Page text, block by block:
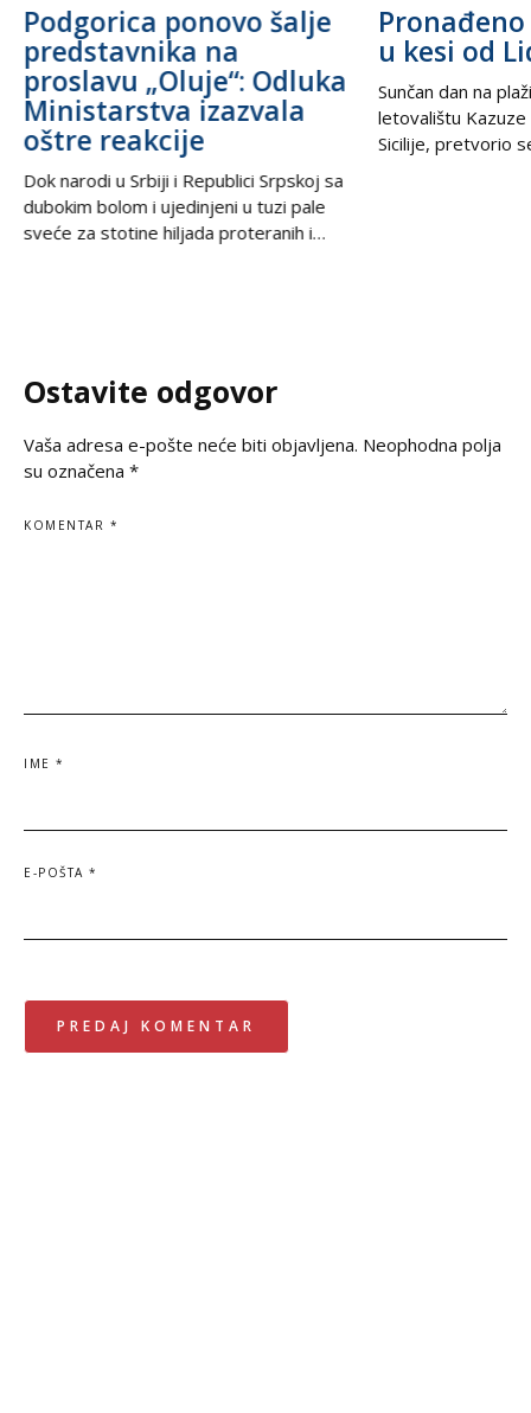
Podgorica ponovo šalje
predstavnika na
proslavu „Oluje“: Odluka
Ministarstva izazvala
oštre reakcije
Dok narodi u Srbiji i Republici Srpskoj sa
dubokim bolom i ujedinjeni u tuzi pale
sveće za stotine hiljada proteranih i
dostojanstveno odaje počast
Pronađeno
u kesi od
Sunčan dan na
letovalištu Kazuze
Sicilije, pretvorio
Ostavite odgovor
Vaša adresa e-pošte neće biti objavljena. Neophodna polja
su označena *
KOMENTAR *
IME *
E-POŠTA *